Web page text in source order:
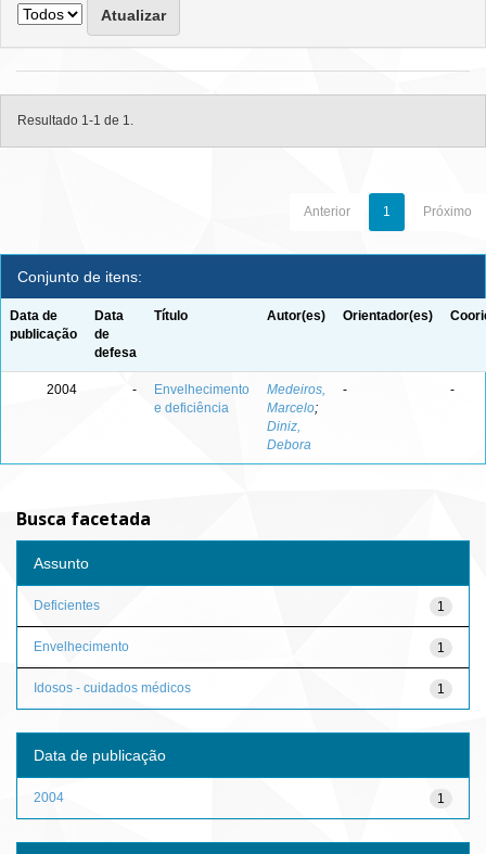
Resultado 1-1 de 1.
Anterior 1 Próximo
Conjunto de itens:
Data de
publicação
Data
de
defesa
Título Autor(es) Orientador(es)
2004 -
Envelhecimento
e deficiência
Medeiros,
Marcelo;
Diniz,
Debora
- -
Busca facetada
Assunto
1
Deficientes
1
Envelhecimento
1
Idosos - cuidados médicos
Data de publicação
1
2004